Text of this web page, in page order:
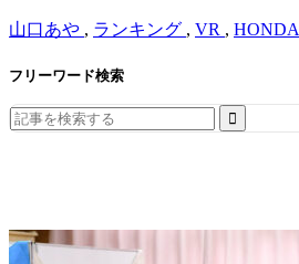
山口あや , ランキング , VR , HONDA
フリーワード検索
Search
for: